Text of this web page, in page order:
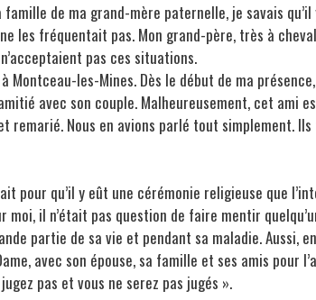
de ma grand-mère paternelle, je savais
les fréquentait pas. Mon grand-père, très à
pas ces situations.
les-Mines. Dès le début de ma
avec son couple. Malheureusement, cet ami
remarié. Nous en avions parlé tout simplement.
pour qu’il y eût une cérémonie religieuse que
moi, il n’était pas question de faire mentir
partie de sa vie et pendant sa maladie. Aussi,
avec son épouse, sa famille et ses amis pour
pas et vous ne serez pas jugés ».